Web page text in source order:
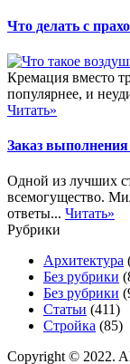
Что делать с
Кремация вместо
популярнее, и
Читать»
Заказ
Одной из лучших
всемогущество.
ответы... Читать»
Рубрики
Архитектура
Без рубрики
Без рубрики
Статьи (411)
Стройка (85)
Copyright © 2022.